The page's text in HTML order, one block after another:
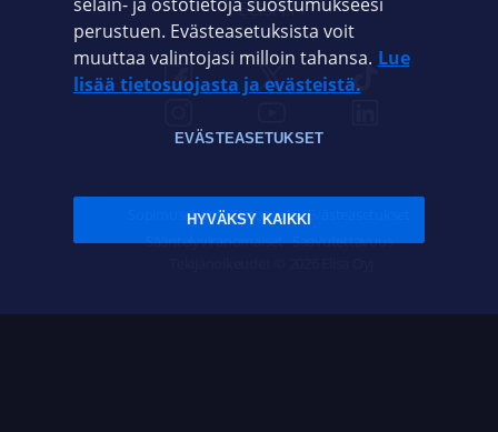
ELISA.FI
Sopimusehdot Tietosuoja Evästeasetukset
Sääntelyviranomaiset Saavutettavuus
selain- ja ostotietoja suostumukseesi
perustuen. Evästeasetuksista voit
muuttaa valintojasi milloin tahansa. Lue
lisää tietosuojasta ja evästeistä.
EVÄSTEASETUKSET
HYVÄKSY KAIKKI